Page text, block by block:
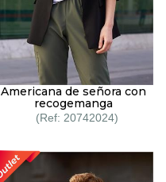
Americana de señora con
recogemanga
20742024